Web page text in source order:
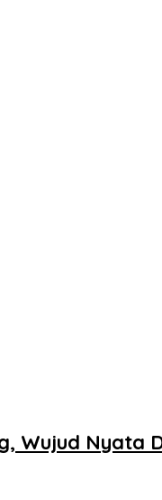
Wujud Nyata